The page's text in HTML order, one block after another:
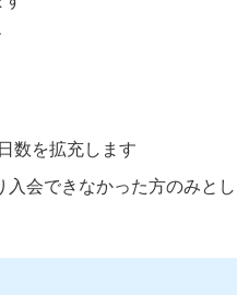
数を拡充します
入会できなかった方のみとし